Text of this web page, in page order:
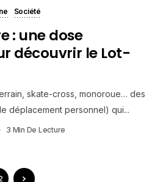
Société
: une dose
découvrir le Lot-
skate-cross, monoroue… des
déplacement personnel) qui...
3 Min De Lecture